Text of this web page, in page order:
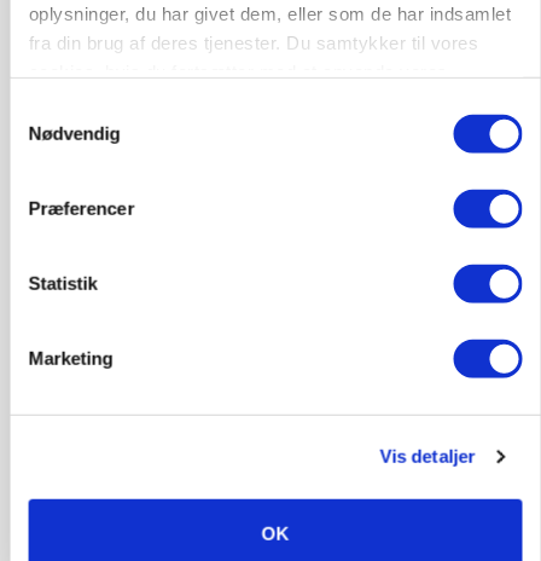
oplysninger, du har givet dem, eller som de har indsamlet
fra din brug af deres tjenester. Du samtykker til vores
Nødvendig
Præferencer
Statistik
Marketing
Vis detaljer
OK